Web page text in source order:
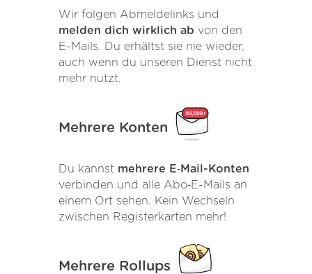
Wir folgen Abmeldelinks und
melden dich wirklich ab von den
E-Mails. Du erhältst sie nie wieder,
auch wenn du unseren Dienst nicht
mehr nutzt.
Mehrere Konten
Du kannst mehrere E‑Mail-Konten
verbinden und alle Abo‑E-Mails an
einem Ort sehen. Kein Wechseln
zwischen Registerkarten mehr!
Mehrere Rollups